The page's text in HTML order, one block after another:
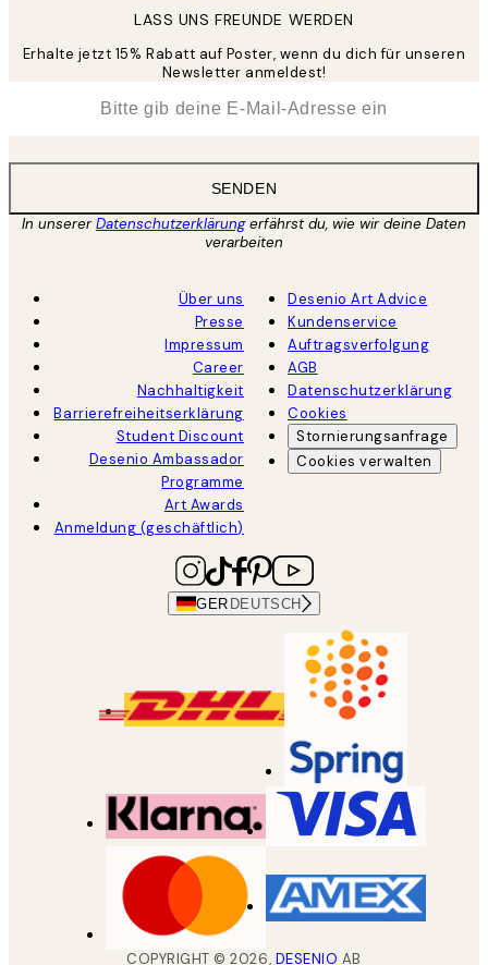
LASS UNS FREUNDE WERDEN
Erhalte jetzt 15% Rabatt auf Poster, wenn du dich für unseren
Newsletter anmeldest!
SENDEN
In unsererDatenschutzerklärungerfährst du, wie wir deine Daten
verarbeiten
Über uns
Presse
Impressum
Career
Nachhaltigkeit
Barrierefreiheitserklärung
Student Discount
Desenio Ambassador
Programme
Art Awards
Anmeldung (geschäftlich)
Desenio Art Advice
Kundenservice
Auftragsverfolgung
AGB
Datenschutzerklärung
Cookies
Stornierungsanfrage
Cookies verwalten
GER DEUTSCH
COPYRIGHT ©2026, DESENIO AB